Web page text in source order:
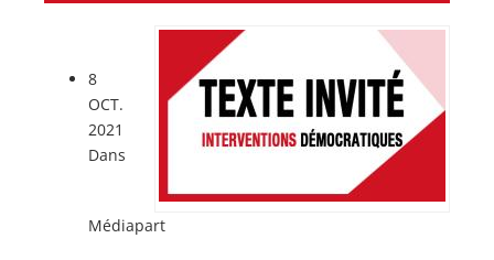
8
OCT.
2021
Dans
Médiapart